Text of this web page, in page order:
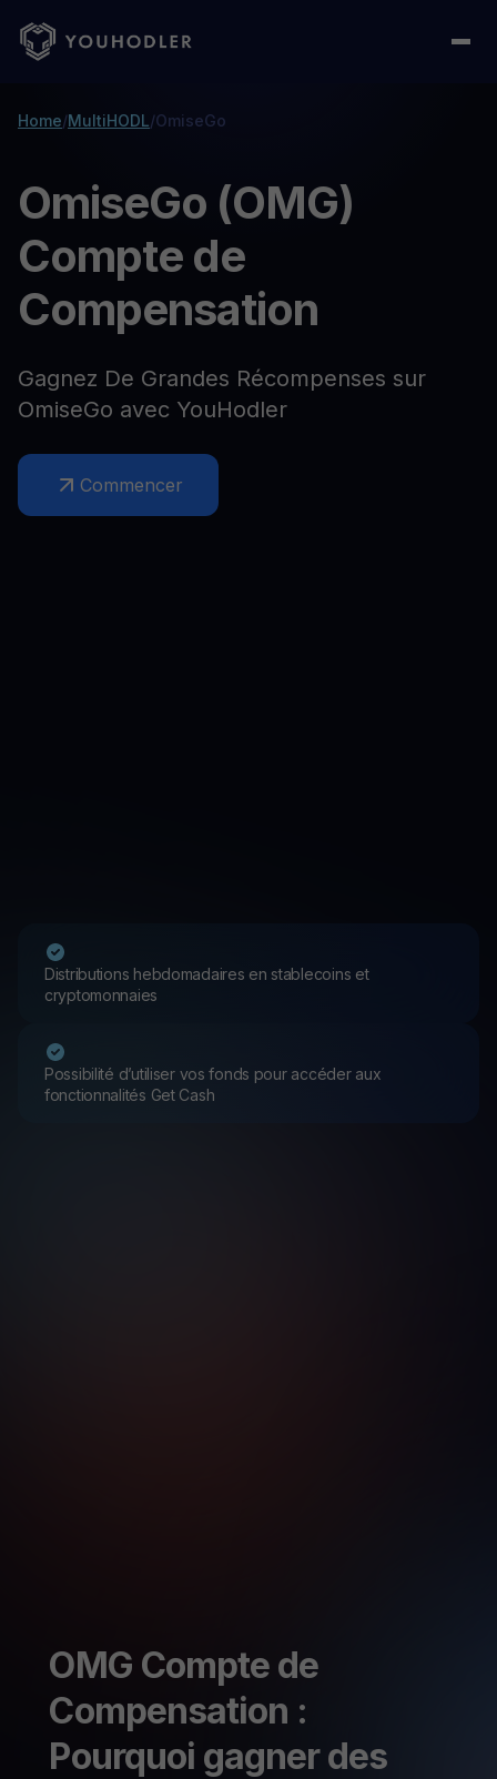
Home/MultiHODL/OmiseGo
OmiseGo (OMG)
Compte de
Compensation
Gagnez De Grandes Récompenses sur
OmiseGo avec YouHodler
Commencer
Distributions hebdomadaires en stablecoins et
cryptomonnaies
Possibilité d’utiliser vos fonds pour accéder aux
fonctionnalités Get Cash
OMG Compte de
Compensation :
Pourquoi gagner des